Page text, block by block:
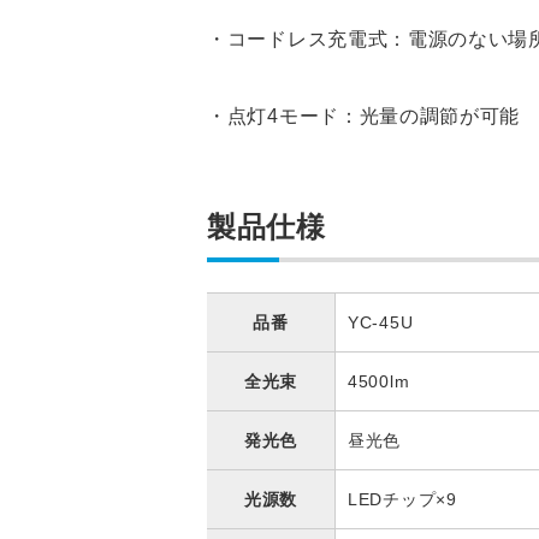
・コードレス充電式：電源のない場
・点灯4モード：光量の調節が可能
製品仕様
品番 YC-45U
全光束 4500lm
発光色 昼光色
光源数 LEDチップ×9